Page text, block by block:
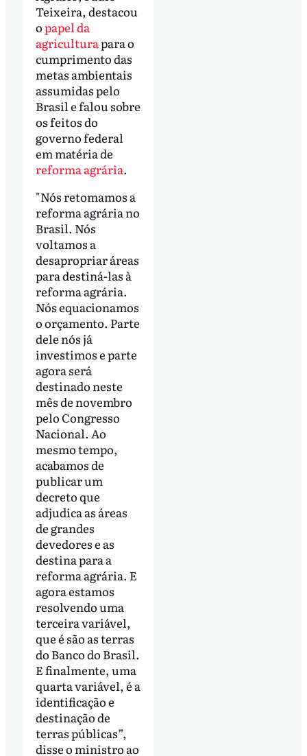
Teixeira, destacou
opapel da
agriculturapara o
cumprimento das
metas ambientais
assumidas pelo
Brasil e falou sobre
os feitos do
governo federal
em matéria de
reforma agrária.
"Nós retomamos a
reforma agrária no
Brasil. Nós
voltamos a
desapropriar áreas
para destiná-las à
reforma agrária.
Nós equacionamos
o orçamento. Parte
dele nós já
investimos e parte
agora será
destinado neste
mês de novembro
pelo Congresso
Nacional. Ao
mesmo tempo,
acabamos de
publicar um
decreto que
adjudica as áreas
de grandes
devedores e as
destina para a
reforma agrária. E
agora estamos
resolvendo uma
terceira variável,
que é são as terras
do Banco do Brasil.
E finalmente, uma
quarta variável, é a
identificação e
destinação de
terras públicas”,
disse o ministro ao